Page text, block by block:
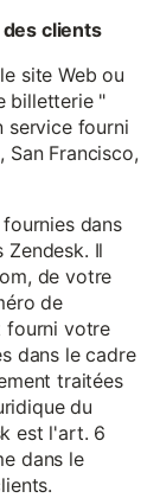
clients
site Web ou
billetterie "
service fourni
Francisco,
dans
Il
de votre
de
fourni votre
dans le cadre
traitées
du
est l'art. 6
dans le